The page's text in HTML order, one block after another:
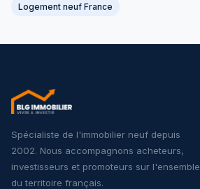
Logement neuf France
Spécialiste de l'immobilier neuf depuis
2002. Nous accompagnons acheteurs,
investisseurs et promoteurs sur l'ensemble
du territoire français.